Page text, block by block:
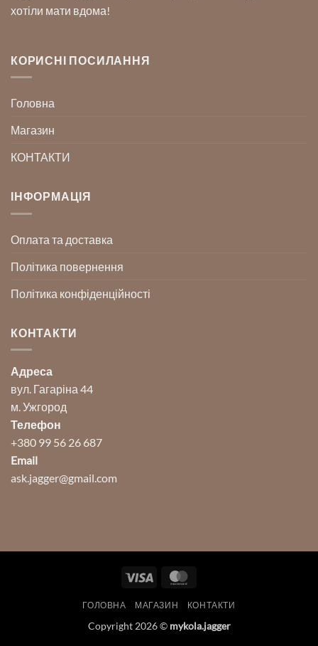
хотіли мати вдома!
КОРИСНІ ПОСИЛАННЯ
Головна
Магазин
КОНТАКТИ
ІНФОРМАЦІЯ
Оплата та доставка
Політика повернення
Політика конфіденційності
КОНТАКТИ
Адреса
вул. Гагаріна 44
м. Ужгород
Телефон
+380 99 56 26 687
Email
ask.jagger@gmail.com
Visa
ГОЛОВНА МАГАЗИН КОНТАКТИ
Copyright 2026 © mykola.jagger